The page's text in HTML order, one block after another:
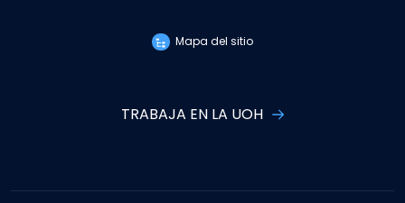
Mapa del sitio
TRABAJA EN LA UOH